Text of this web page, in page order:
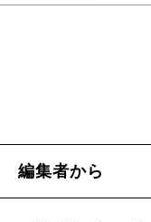
編集者から